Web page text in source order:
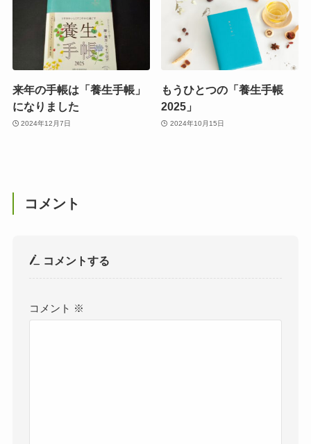
来年の手帳は「養生手帳」
になりました
2024年12月7日
もうひとつの「養生手帳
2025」
2024年10月15日
コメント
コメントする
コメント ※